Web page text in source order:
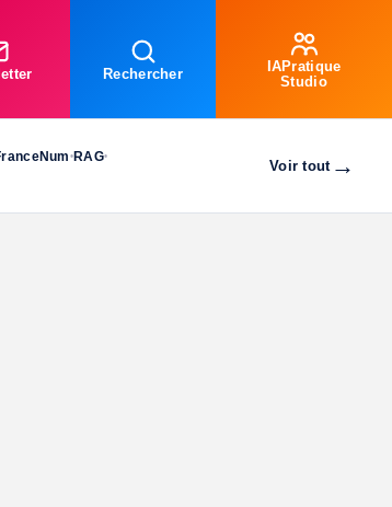
Rechercher
IAPratique
Studio
• RAG•
Voir tout→